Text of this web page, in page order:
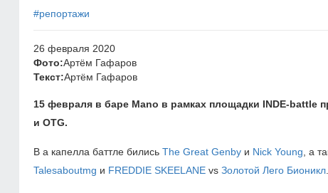
#репортажи
26 февраля 2020
Фото:Артём Гафаров
Текст:Артём Гафаров
15 февраля в баре Mano в рамках площадки INDE-battle
и OTG.
В а капелла баттле бились The Great Genby и Nick Young , а
Talesaboutmg и FREDDIE SKEELANE vs Золотой Лего Бионикл